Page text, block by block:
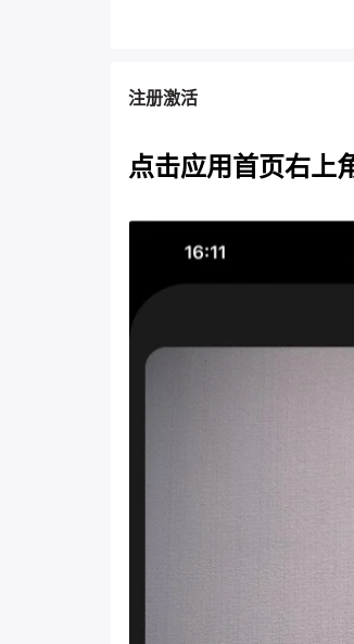
注册激活
点击应用⾸⻚右上